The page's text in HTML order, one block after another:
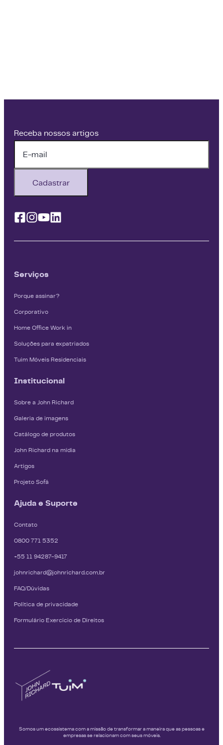
Receba nossos artigos
Cadastrar
Facebook
Instagram
YoutubeLinkedin
Serviços
Porque assinar?
Corporativo
Home Office Work in
Soluções para expatriados
Tuim Móveis Residenciais
Institucional
Sobre a John Richard
Galeria de imagens
Catálogo de produtos
John Richard na mídia
Artigos
Projeto Sofá
Ajuda e Suporte
Contato
0800 771 5352
+55 11 94287-9417
johnrichard@johnrichard.com.br
FAQ/Dúvidas
Política de privacidade
Formulário Exercício de Direitos
Somos um ecossistema com a missão de transformar a maneira que as pessoas e
empresas se relacionam com seus móveis.